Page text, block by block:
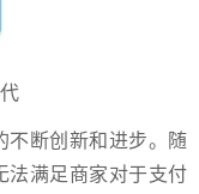
不断创新和进步。随
法满足商家对于支付